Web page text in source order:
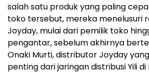
salah satu produk yang paling
toko tersebut, mereka menelusuri
Joyday, mulai dari pemilik toko
pengantar, sebelum akhirnya
Onaki Murti, distributor Joyday
penting dari jaringan distribusi Yili di